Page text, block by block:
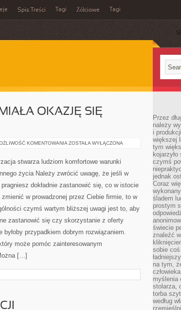
Spis Treści Tagi Żółciowe Tagi
OKAZJĘ SIĘ
KOMENTOWANIA CO
FIRMA
MIAŁA
SIĘ
ZOSTAŁA WYŁĄCZONA
stwarza ludziom komfortowe warunki
życia Należy zwrócić uwagę, że jeśli w
dokładnie zastanowić się, co w istocie
zmienić w prowadzonej przez Ciebie firmie, to w
czymś wartym bliższej uwagi jest to, aby
zastanowić się czy skorzystanie z oferty
przypadkiem dobrym rozwiązaniem.
może pomóc zainteresowanym
[…]
Przez
należy
i
większej
tym
czymś
jednak
Coraz
śladem
prostym
świecie
znaleźć
sobie
na tym,
myślenia
stolarza,
torba
według